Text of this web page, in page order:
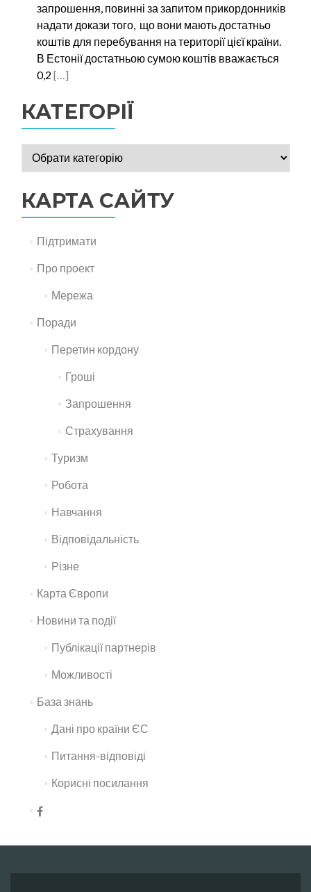
запрошення, повинні за запитом прикордонників
надати докази того, що вони мають достатньо
коштів для перебування на території цієї країни.
В Естонії достатньою сумою коштів вважається
0,2 Read
about
перевірили
свої
знання
правил
до
[…]
КАТЕГОРІЇ
Категорії
КАРТА САЙТУ
Підтримати
Про проект
Мережа
Поради
Перетин кордону
Гроші
Запрошення
Страхування
Туризм
Робота
Навчання
Відповідальність
Різне
Карта Європи
Новини та події
Публікації партнерів
Можливості
База знань
Дані про країни ЄС
Питання-відповіді
Корисні посилання